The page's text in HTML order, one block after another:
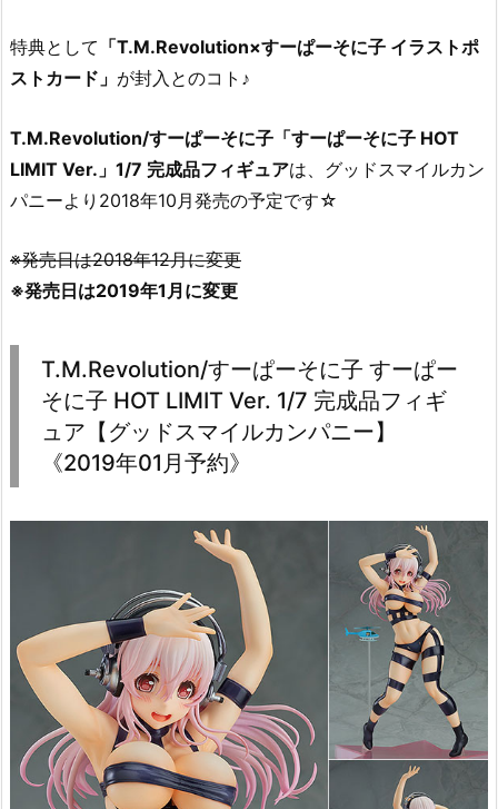
特典として 「T.M.Revolution×すーぱーそに子 イラストポ
ストカード」 が封入とのコト♪
T.M.Revolution/すーぱーそに子「すーぱーそに子 HOT
LIMIT Ver.」1/7 完成品フィギュアは、グッドスマイルカン
パニーより2018年10月発売の予定です☆
※発売日は2018年12月に変更
※発売日は2019年1月に変更
T.M.Revolution/すーぱーそに子 すーぱー
そに子 HOT LIMIT Ver. 1/7 完成品フィギ
ュア【グッドスマイルカンパニー】
《2019年01月予約》